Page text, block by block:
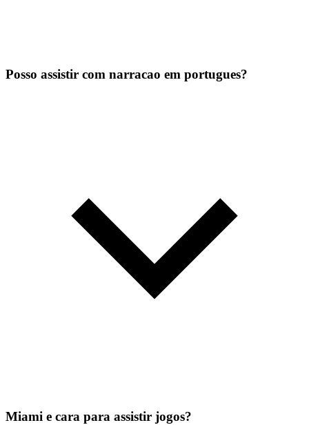
Posso assistir com narracao em portugues?
Miami e cara para assistir jogos?